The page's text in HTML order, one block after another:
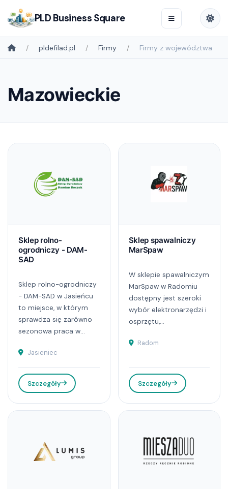
PLD Business Square
pldefilad.pl Firmy Firmy z województwa
Mazowieckie
Sklep rolno-
ogrodniczy - DAM-
SAD
Sklep rolno-ogrodniczy
- DAM-SAD w Jasieńcu
to miejsce, w którym
sprawdza się zarówno
sezonowa praca w...
Jasieniec
Szczegóły
Sklep spawalniczy
MarSpaw
W sklepie spawalniczym
MarSpaw w Radomiu
dostępny jest szeroki
wybór elektronarzędzi i
osprzętu,...
Radom
Szczegóły